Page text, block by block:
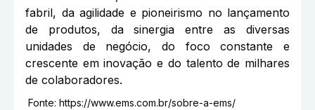
fabril, da agilidade e pioneirismo no lançamento
de produtos, da sinergia entre as diversas
unidades de negócio, do foco constante e
crescente em inovação e do talento de milhares
de colaboradores.
Fonte: https://www.ems.com.br/sobre-a-ems/